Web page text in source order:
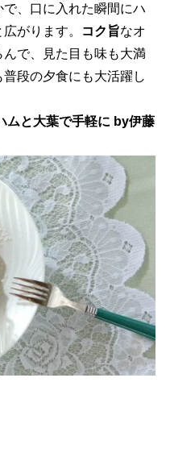
、口に入れた瞬間にハ
がります。
コク旨なオ
で、見た目も味も大満
段の夕食にも大活躍し
ムと大葉で手軽に by伊藤